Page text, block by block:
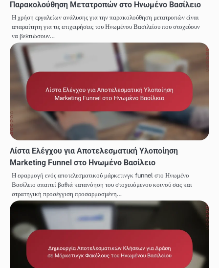
Παρακολούθηση Μετατροπών στο Ηνωμένο Βασίλειο
Η χρήση εργαλείων ανάλυσης για την παρακολούθηση μετατροπών είναι
απαραίτητη για τις επιχειρήσεις του Ηνωμένου Βασιλείου που στοχεύουν
να βελτιώσουν…
Λίστα Ελέγχου για Αποτελεσματική Υλοποίηση
Marketing Funnel στο Ηνωμένο Βασίλειο
Η εφαρμογή ενός αποτελεσματικού μάρκετινγκ funnel στο Ηνωμένο
Βασίλειο απαιτεί βαθιά κατανόηση του στοχευόμενου κοινού σας και
στρατηγική προσέγγιση προσαρμοσμένη…